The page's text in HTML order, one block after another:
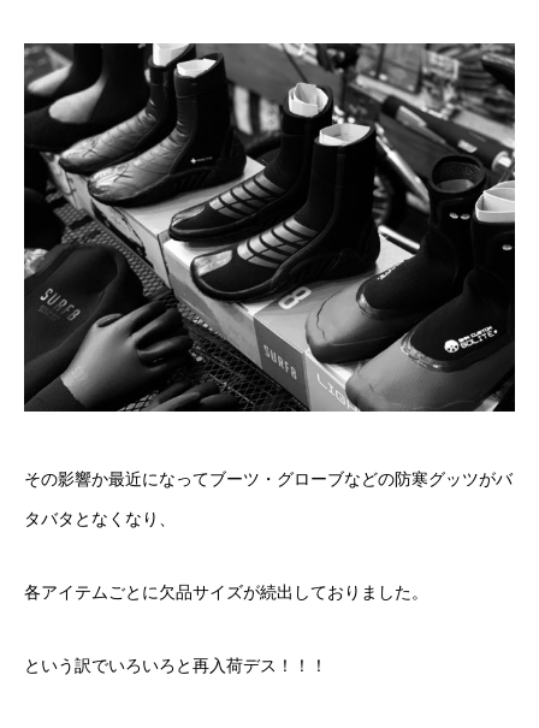
その影響か最近になってブーツ・グローブなどの防寒グッツがバ
タバタとなくなり、
各アイテムごとに欠品サイズが続出しておりました。
という訳でいろいろと再入荷デス！！！